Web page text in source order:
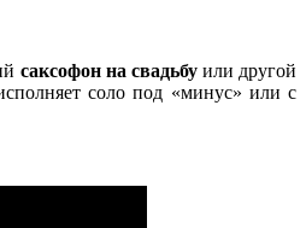
саксофон на свадьбуили другой
соло под «минус» или с